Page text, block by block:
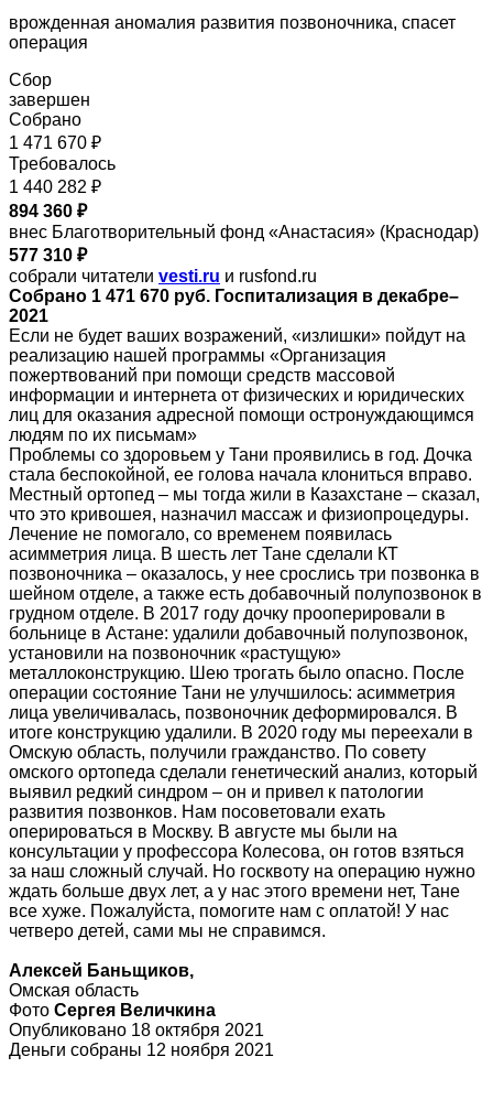
врожденная аномалия развития позвоночника, спасет
операция
Сбор
завершен
Собрано
1 471 670 ₽
Требовалось
1 440 282 ₽
894 360 ₽
внес Благотворительный фонд «Анастасия» (Краснодар)
577 310 ₽
собрали читатели vesti.ru и rusfond.ru
Собрано 1 471 670 руб. Госпитализация в декабре–
2021
Если не будет ваших возражений, «излишки» пойдут на
реализацию нашей программы «Организация
пожертвований при помощи средств массовой
информации и интернета от физических и юридических
лиц для оказания адресной помощи остронуждающимся
людям по их письмам»
Проблемы со здоровьем у Тани проявились в год. Дочка
стала беспокойной, ее голова начала клониться вправо.
Местный ортопед – мы тогда жили в Казахстане – сказал,
что это кривошея, назначил массаж и физиопроцедуры.
Лечение не помогало, со временем появилась
асимметрия лица. В шесть лет Тане сделали КТ
позвоночника – оказалось, у нее срослись три позвонка в
шейном отделе, а также есть добавочный полупозвонок в
грудном отделе. В 2017 году дочку прооперировали в
больнице в Астане: удалили добавочный полупозвонок,
установили на позвоночник «растущую»
металлоконструкцию. Шею трогать было опасно. После
операции состояние Тани не улучшилось: асимметрия
лица увеличивалась, позвоночник деформировался. В
итоге конструкцию удалили. В 2020 году мы переехали в
Омскую область, получили гражданство. По совету
омского ортопеда сделали генетический анализ, который
выявил редкий синдром – он и привел к патологии
развития позвонков. Нам посоветовали ехать
оперироваться в Москву. В августе мы были на
консультации у профессора Колесова, он готов взяться
за наш сложный случай. Но госквоту на операцию нужно
ждать больше двух лет, а у нас этого времени нет, Тане
все хуже. Пожалуйста, помогите нам с оплатой! У нас
четверо детей, сами мы не справимся.
Алексей Баньщиков,
Омская область
Фото Сергея Величкина
Опубликовано 18 октября 2021
Деньги собраны 12 ноября 2021